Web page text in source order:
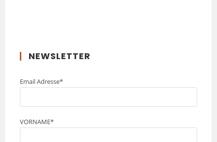
NEWSLETTER
Email Adresse*
VORNAME*